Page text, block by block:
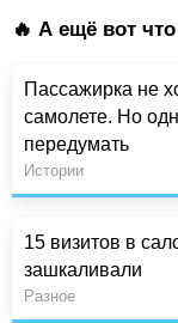
🔥 А ещё вот
Пассажирка не
самолете. Но
передумать
Истории
15 визитов в
зашкаливали
Разное